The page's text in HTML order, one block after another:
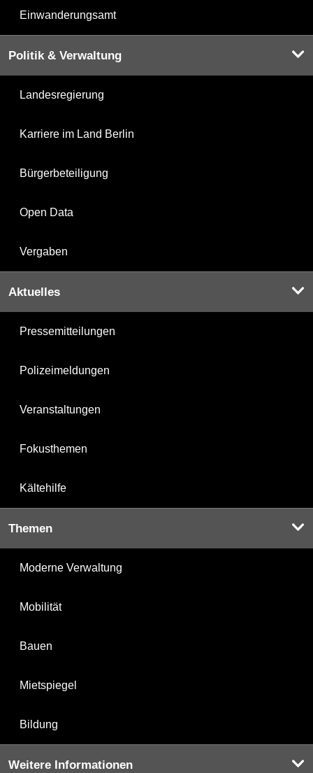
Einwanderungsamt
Politik & Verwaltung
Landesregierung
Karriere im Land Berlin
Bürgerbeteiligung
Open Data
Vergaben
Aktuelles
Pressemitteilungen
Polizeimeldungen
Veranstaltungen
Fokusthemen
Kältehilfe
Themen
Moderne Verwaltung
Mobilität
Bauen
Mietspiegel
Bildung
Weitere Informationen